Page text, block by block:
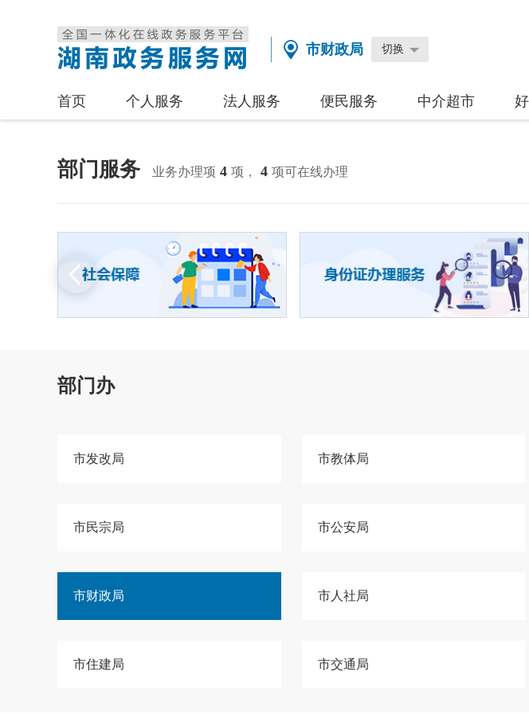
市财政局 切换
首页 个人服务 法人服务 便民服务 中介超市
部门服务 业务办理项 4 项， 4 项可在线办理
部门办
市发改局 市教体局
市民宗局 市公安局
市财政局 市人社局
市住建局 市交通局